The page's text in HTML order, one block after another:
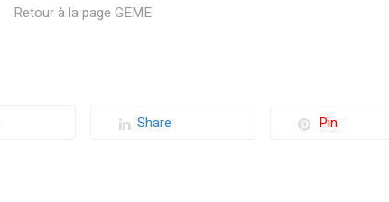
Retour à la page GEME
Share Pin